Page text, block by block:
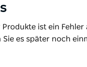
Produkte ist ein
Sie es später noch